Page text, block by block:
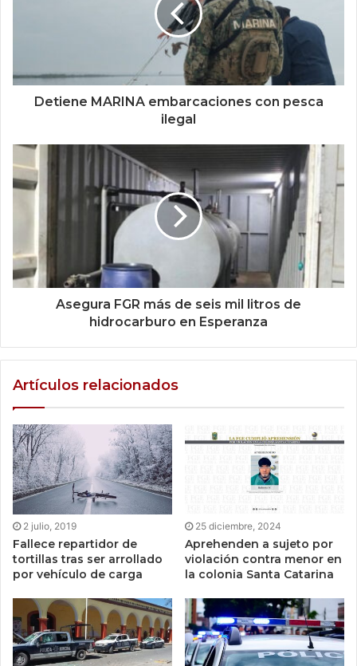
Detiene MARINA embarcaciones con pesca
ilegal
Asegura FGR más de seis mil litros de
hidrocarburo en Esperanza
Artículos relacionados
2 julio, 2019
Fallece repartidor de
tortillas tras ser arrollado
por vehículo de carga
25 diciembre, 2024
Aprehenden a sujeto por
violación contra menor en
la colonia Santa Catarina